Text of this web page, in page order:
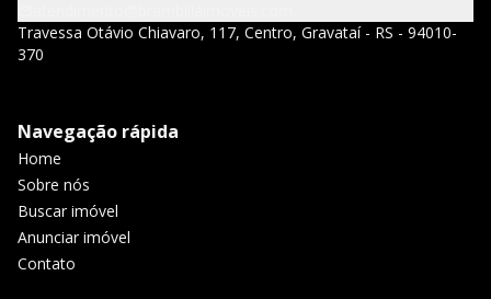
Travessa Otávio Chiavaro, 117, Centro, Gravataí - RS - 94010-
370
Navegação rápida
Home
Sobre nós
Buscar imóvel
Anunciar imóvel
Contato